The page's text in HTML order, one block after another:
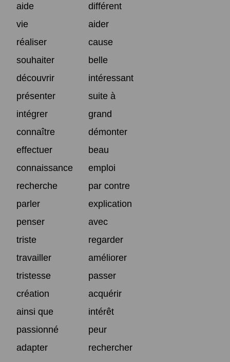
aide
différent
vie
aider
réaliser
cause
souhaiter
belle
découvrir
intéressant
présenter
suite à
intégrer
grand
connaître
démonter
effectuer
beau
connaissance
emploi
recherche
par contre
parler
explication
penser
avec
triste
regarder
travailler
améliorer
tristesse
passer
création
acquérir
ainsi que
intérêt
passionné
peur
adapter
rechercher